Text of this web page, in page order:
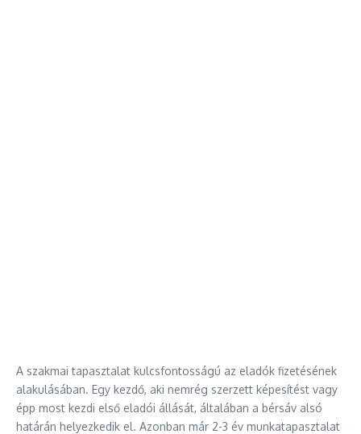
A szakmai tapasztalat kulcsfontosságú az eladók fizetésének
alakulásában. Egy kezdő, aki nemrég szerzett képesítést vagy
épp most kezdi első eladói állását, általában a bérsáv alsó
határán helyezkedik el. Azonban már 2-3 év munkatapasztalat